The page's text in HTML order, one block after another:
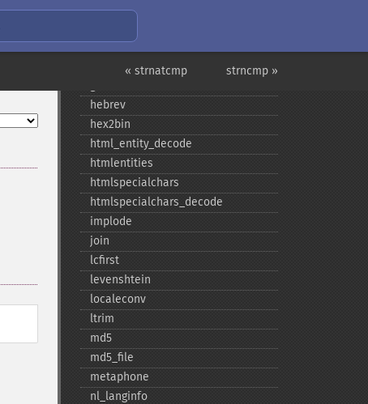
strncmp »
« strnatcmp
crypt
explode
hebrev
hex2bin
html_​entity_​decode
htmlentities
htmlspecialchars
htmlspecialchars_​decode
implode
join
lcfirst
levenshtein
localeconv
ltrim
md5
md5_​file
metaphone
nl_​langinfo